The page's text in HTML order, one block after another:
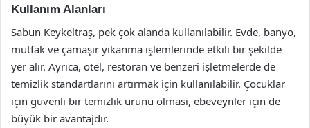
Kullanım Alanları
Sabun Keykeltraş, pek çok alanda kullanılabilir. Evde, banyo,
mutfak ve çamaşır yıkanma işlemlerinde etkili bir şekilde
yer alır. Ayrıca, otel, restoran ve benzeri işletmelerde de
temizlik standartlarını artırmak için kullanılabilir. Çocuklar
için güvenli bir temizlik ürünü olması, ebeveynler için de
büyük bir avantajdır.